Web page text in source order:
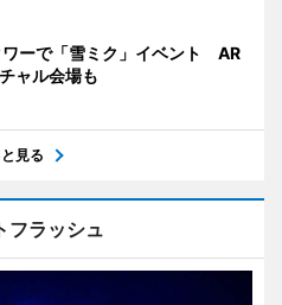
ワーで「雪ミク」イベント AR
ャル会場も
見る
フラッシュ